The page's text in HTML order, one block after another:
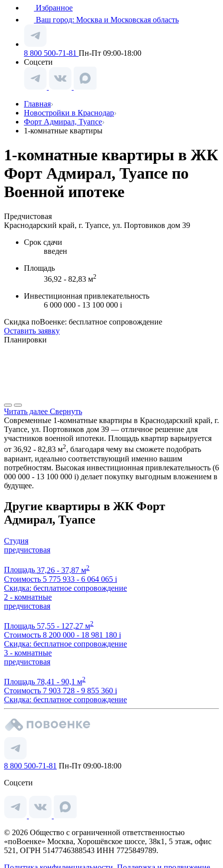
Избранное
Ваш город: Москва и Московская область
8 800 500-71-81 Пн-Пт 09:00-18:00
Соцсети
Главная
Новостройки в Краснодар
Форт Адмирал, Туапсе
1-комнатные квартиры
1-комнатные квартиры в ЖК
Форт Адмирал, Туапсе по
Военной ипотеке
Предчистовая
Краснодарский край, г. Туапсе, ул. Портовиков дом 39
Срок сдачи
введен
Площадь
36,92 - 82,83 м2
Инвестиционная привлекательность
6 000 000 - 13 100 000 i
Скидка поВоенке: бесплатное сопровождение
Оставить заявку
Планировки
Читать далее Свернуть
Современные 1-комнатные квартиры в Краснодарский край, г.
Туапсе, ул. Портовиков дом 39 — отличное решение для
участников военной ипотеки. Площадь квартир варьируется
от 36,92 - 82,83 м2, благодаря чему вы сможете подобрать
вариант, идеально соответствующий именно вашим
потребностям. Высокая инвестиционная привлекательность (6
000 000 - 13 100 000 i) делает покупку выгодным вложением в
будущее.
Другие квартиры в ЖК Форт
Адмирал, Туапсе
Студия
предчистовая
Площадь 37,26 - 37,87 м2
Стоимость 5 775 933 - 6 064 065 i
Скидка: бесплатное сопровождение
2 - комнатные
предчистовая
Площадь 57,55 - 127,27 м2
Стоимость 8 200 000 - 18 981 180 i
Скидка: бесплатное сопровождение
3 - комнатные
предчистовая
Площадь 78,41 - 90,1 м2
Стоимость 7 903 728 - 9 855 360 i
Скидка: бесплатное сопровождение
8 800 500-71-81 Пн-Пт 09:00-18:00
Соцсети
© 2026 Общество с ограниченной ответственностью
«поВоенке» Москва, Хорошёвское шоссе, 38к1, 5 этаж, офис
521, ОГРН 5147746388543 ИНН 7725849789.